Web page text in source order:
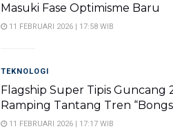
Masuki Fase Optimisme Baru
11 FEBRUARI 2026 | 17:58 WIB
TEKNOLOGI
Flagship Super Tipis Guncang
Ramping Tantang Tren
11 FEBRUARI 2026 | 17:17 WIB